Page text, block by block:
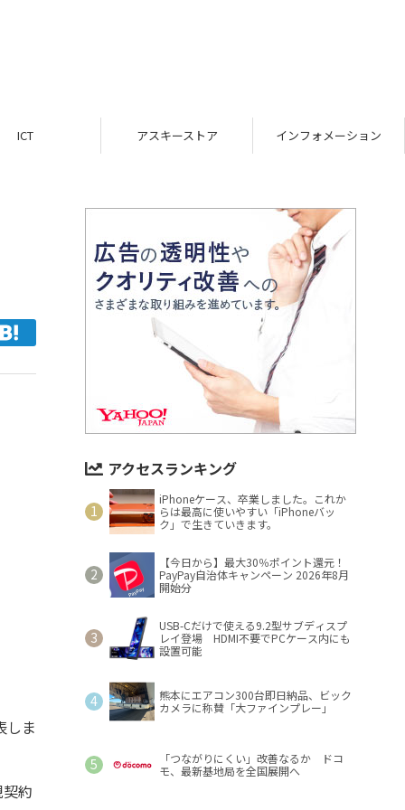
ICT アスキーストア インフォメーション
しま
約
アクセスランキング
iPhoneケース、卒業しました。これか
らは最高に使いやすい「iPhoneバッ
ク」で生きていきます。
【今日から】最大30％ポイント還元！
PayPay自治体キャンペーン 2026年8月
開始分
USB-Cだけで使える9.2型サブディスプ
レイ登場 HDMI不要でPCケース内にも
設置可能
熊本にエアコン300台即日納品、ビック
カメラに称賛「大ファインプレー」
「つながりにくい」改善なるか ドコ
モ、最新基地局を全国展開へ